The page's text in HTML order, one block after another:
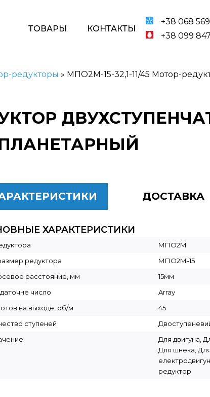
ТОВАРЫ КОНТАКТЫ
+38 068
+38 099
редукторы » МПО2М-15-32,1-11/45 Мотор-
ПЛАНЕТАРНЫЙ
ДОСТАВКА
ХАРАКТЕРИСТИКИ
МПО2М
редуктора
МПО2М-15
расстояние, мм
15мм
число
Array
на выходе, об/м
45
ступеней
Для двигуна,
Для шнека, Для
редуктор